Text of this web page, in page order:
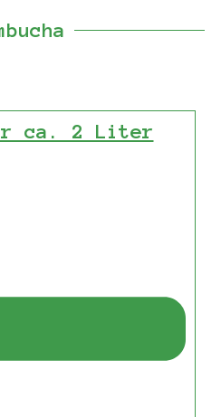
ca. 2 Liter